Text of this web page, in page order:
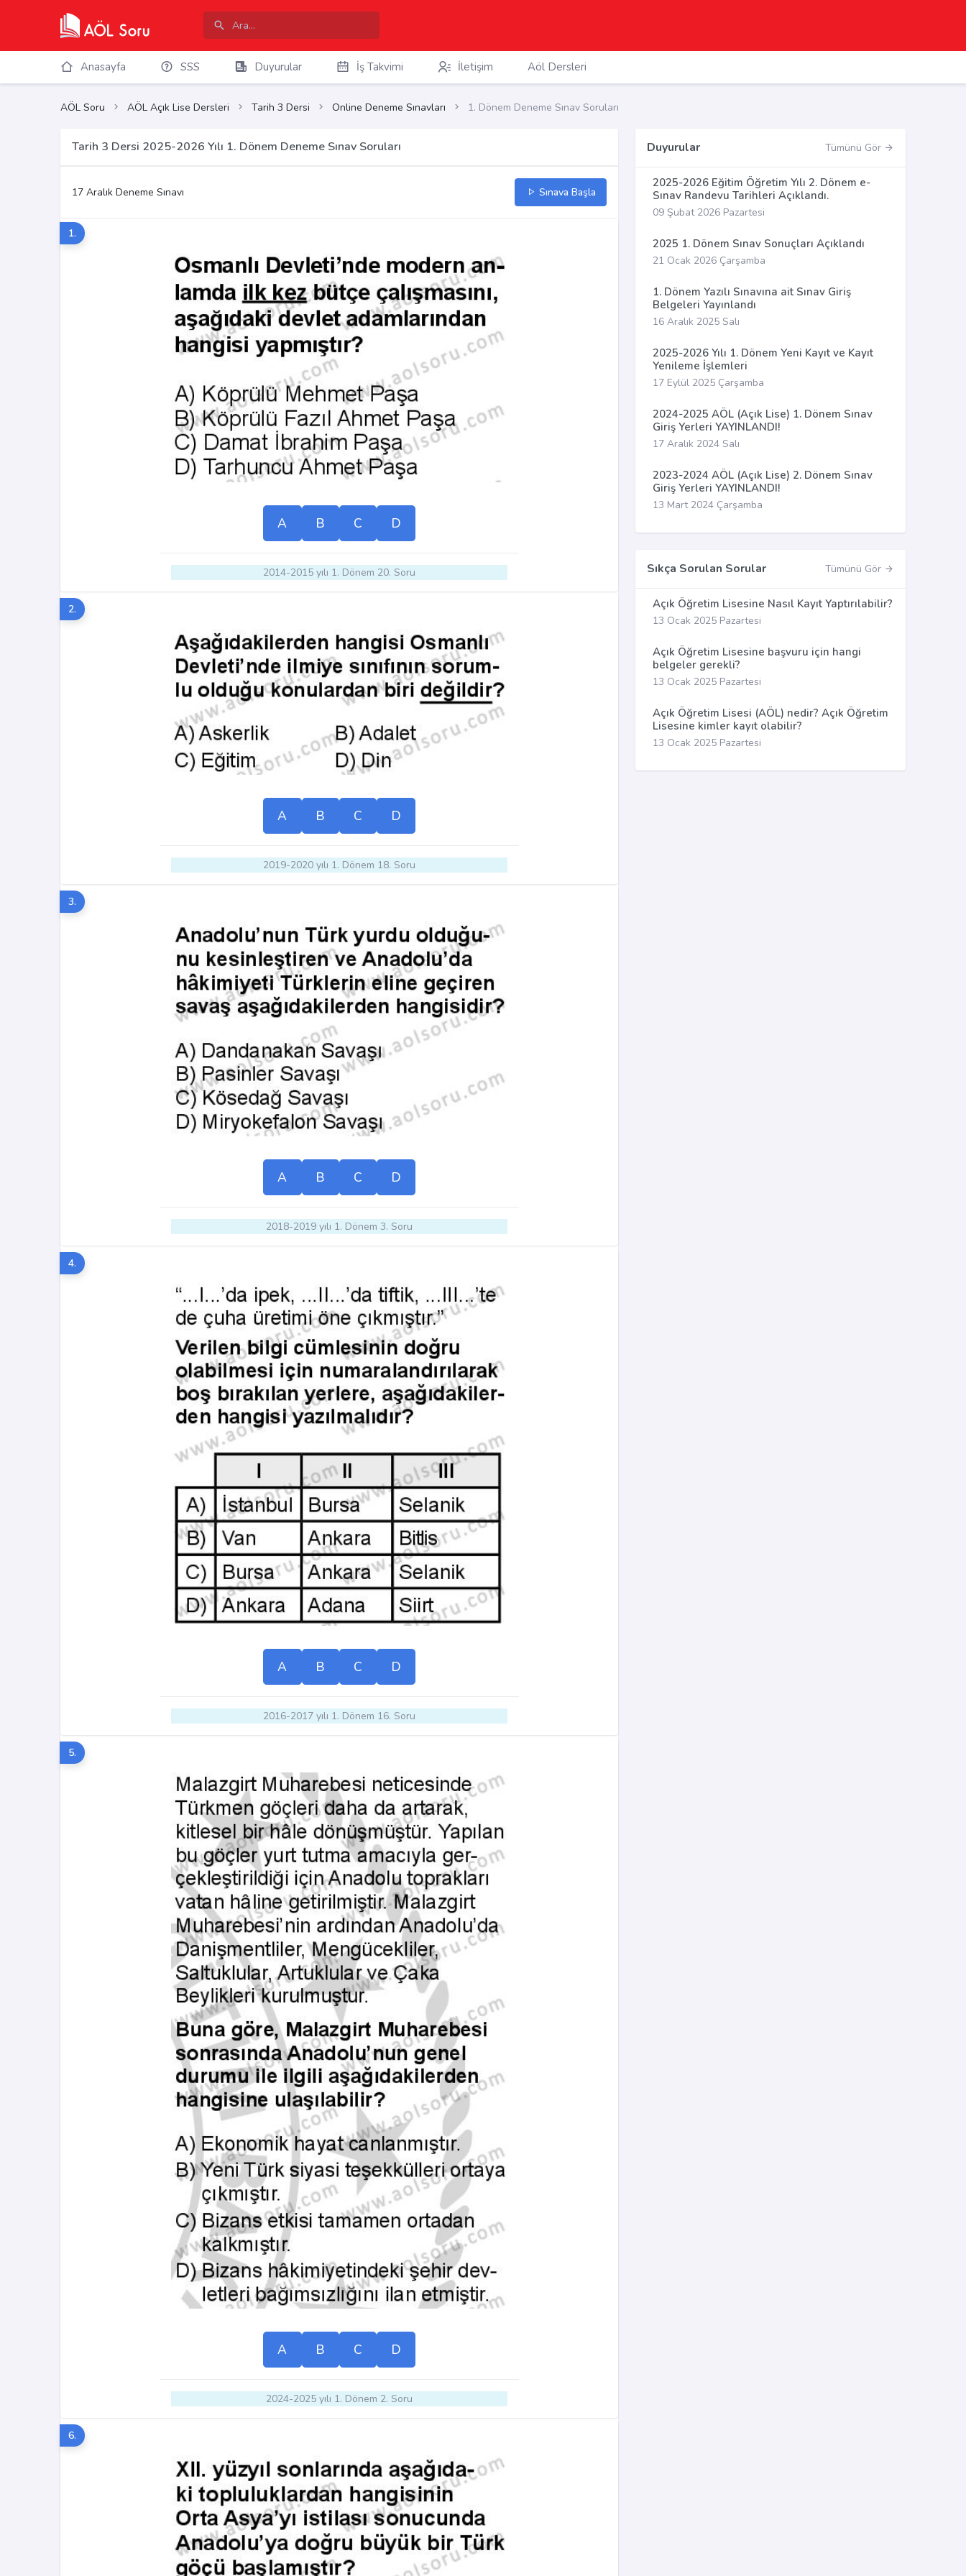
Anasayfa SSS Duyurular İş Takvimi İletişim Aöl Dersleri
AÖL Soru AÖL Açık Lise Dersleri Tarih 3 Dersi Online Deneme Sınavları 1. Dönem Deneme Sınav Soruları
Tarih 3 Dersi 2025-2026 Yılı 1. Dönem Deneme Sınav Soruları
17 Aralık Deneme Sınavı Sınava Başla
1.
A B C D
2014-2015 yılı 1. Dönem 20. Soru
2.
A B C D
2019-2020 yılı 1. Dönem 18. Soru
3.
A B C D
2018-2019 yılı 1. Dönem 3. Soru
4.
A B C D
2016-2017 yılı 1. Dönem 16. Soru
5.
A B C D
2024-2025 yılı 1. Dönem 2. Soru
6.
Duyurular Tümünü Gör
2025-2026 Eğitim Öğretim Yılı 2. Dönem e-
Sınav Randevu Tarihleri Açıklandı.
09 Şubat 2026 Pazartesi
2025 1. Dönem Sınav Sonuçları Açıklandı
21 Ocak 2026 Çarşamba
1. Dönem Yazılı Sınavına ait Sınav Giriş
Belgeleri Yayınlandı
16 Aralık 2025 Salı
2025-2026 Yılı 1. Dönem Yeni Kayıt ve Kayıt
Yenileme İşlemleri
17 Eylül 2025 Çarşamba
2024-2025 AÖL (Açık Lise) 1. Dönem Sınav
Giriş Yerleri YAYINLANDI!
17 Aralık 2024 Salı
2023-2024 AÖL (Açık Lise) 2. Dönem Sınav
Giriş Yerleri YAYINLANDI!
13 Mart 2024 Çarşamba
Sıkça Sorulan Sorular Tümünü Gör
Açık Öğretim Lisesine Nasıl Kayıt Yaptırılabilir?
13 Ocak 2025 Pazartesi
Açık Öğretim Lisesine başvuru için hangi
belgeler gerekli?
13 Ocak 2025 Pazartesi
Açık Öğretim Lisesi (AÖL) nedir? Açık Öğretim
Lisesine kimler kayıt olabilir?
13 Ocak 2025 Pazartesi